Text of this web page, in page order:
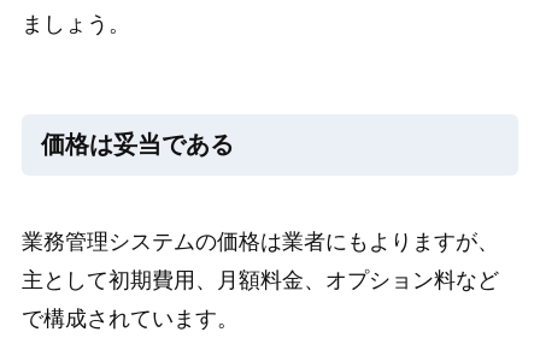
ましょう。
価格は妥当である
業務管理システムの価格は業者にもよりますが、
主として初期費用、月額料金、オプション料など
で構成されています。